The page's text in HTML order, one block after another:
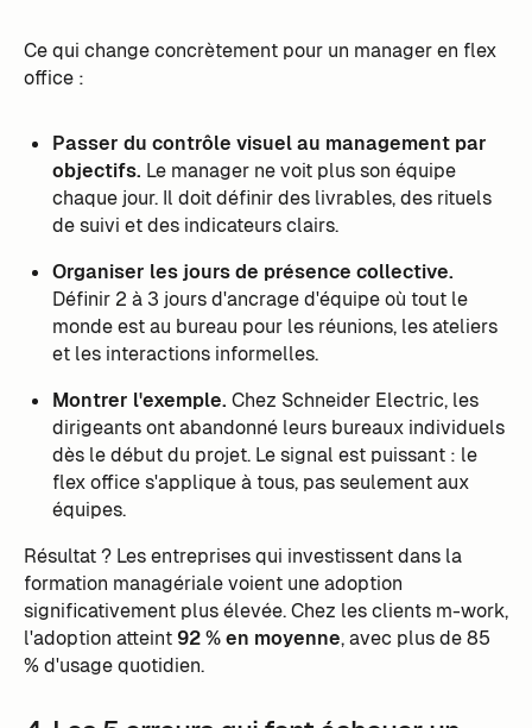
Ce qui change concrètement pour un manager en flex
office :
Passer du contrôle visuel au management par
objectifs. Le manager ne voit plus son équipe
chaque jour. Il doit définir des livrables, des rituels
de suivi et des indicateurs clairs.
Organiser les jours de présence collective.
Définir 2 à 3 jours d'ancrage d'équipe où tout le
monde est au bureau pour les réunions, les ateliers
et les interactions informelles.
Montrer l'exemple. Chez Schneider Electric, les
dirigeants ont abandonné leurs bureaux individuels
dès le début du projet. Le signal est puissant : le
flex office s'applique à tous, pas seulement aux
équipes.
Résultat ? Les entreprises qui investissent dans la
formation managériale voient une adoption
significativement plus élevée. Chez les clients m-work,
l'adoption atteint 92 % en moyenne, avec plus de 85
% d'usage quotidien.